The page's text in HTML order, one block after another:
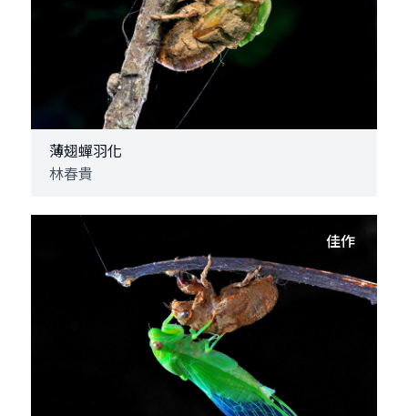
薄翅蟬羽化
林春貴
佳作